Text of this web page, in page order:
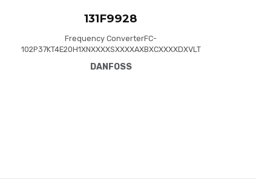
131F9928
Frequency ConverterFC-
102P37KT4E20H1XNXXXXSXXXXAXBXCXXXXDXVLT
phase380 - 480 VAC, (E20) IP20 / Chassis(H1) RFI
DANFOSS